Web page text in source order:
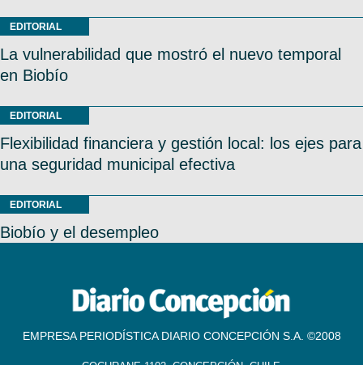
EDITORIAL
La vulnerabilidad que mostró el nuevo temporal
en Biobío
EDITORIAL
Flexibilidad financiera y gestión local: los ejes para
una seguridad municipal efectiva
EDITORIAL
Biobío y el desempleo
EMPRESA PERIODÍSTICA DIARIO CONCEPCIÓN S.A. ©2008